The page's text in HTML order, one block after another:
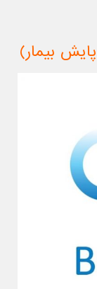
بیمار)